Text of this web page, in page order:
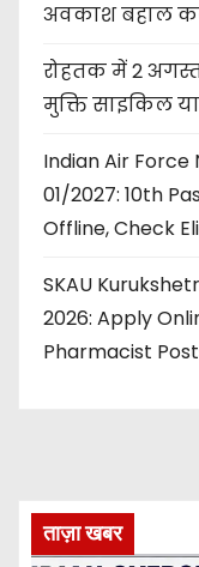
अवकाश बहाल
रोहतक में 2
मुक्ति साइकिल
Indian Air
01/2027: 10th
Offline, Check
SKAU
2026: Apply
Pharmacist
ताज़ा खबर